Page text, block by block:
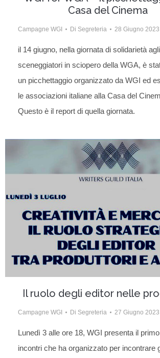
Casa del Cinema
Campagne WGI Di Segreteria 28 Giugno 2023
il 14 giugno, nella giornata di solidarietà agli
sceneggiatori in sciopero della WGA, è
un picchettaggio organizzato da WGI ed
le associazioni italiane alla Casa del
Questo è il report di quella giornata.
Il ruolo degli editor nelle
Campagne WGI Di Segreteria 27 Giugno 2023
Lunedì 3 alle ore 18, WGI presenta il
incontri che ha organizzato per incontrare